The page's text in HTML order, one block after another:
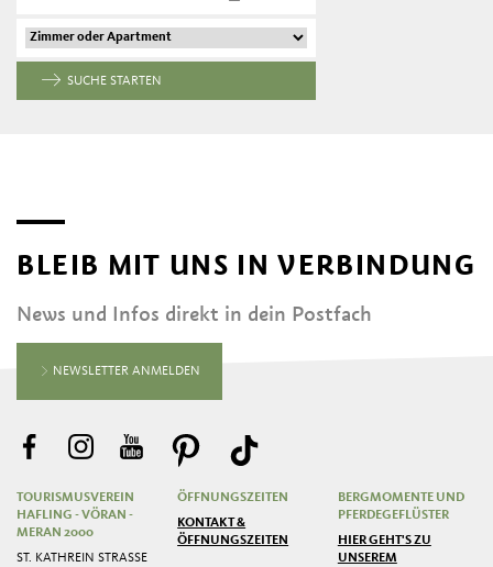
SUCHE STARTEN
BLEIB MIT UNS IN VERBINDUNG
News und Infos direkt in dein Postfach
NEWSLETTER ANMELDEN
TOURISMUSVEREIN
HAFLING - VÖRAN -
MERAN 2000
ST. KATHREIN STRASSE 2
ÖFFNUNGSZEITEN
KONTAKT &
ÖFFNUNGSZEITEN
BERGMOMENTE UND
PFERDEGEFLÜSTER
HIER GEHT'S ZU
UNSEREM